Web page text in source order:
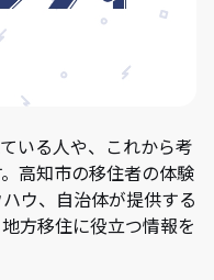
いる人や、これから考
高知市の移住者の体験
ウ、自治体が提供する
方移住に役立つ情報を